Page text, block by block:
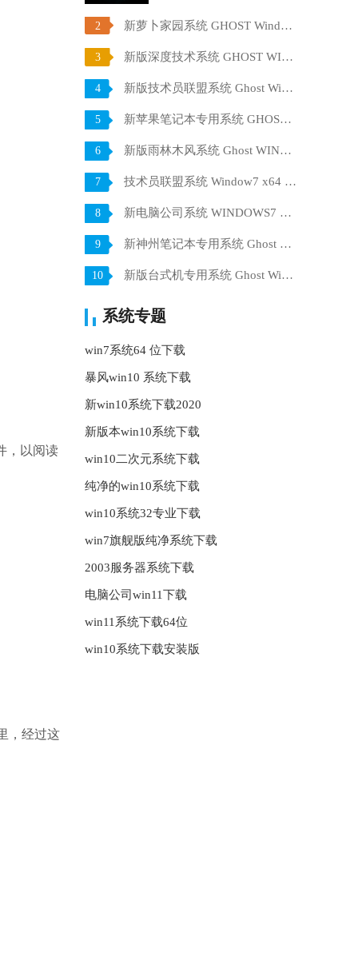
，以阅读
，经过这
2 新萝卜家园系统 GHOST Windows10 X64 SP1 稳定装机版 V2021.07
3 新版深度技术系统 GHOST WIN10 X64 SP1 通用旗舰版 V2021.07
4 新版技术员联盟系统 Ghost Win10 X64 稳定装机版 V2021.07
5 新苹果笔记本专用系统 GHOST Window7 86 官方稳定版 V2021.07
6 新版雨林木风系统 Ghost WINDOWS7 X32位 SP1 快速装机版 V2021.07
7 技术员联盟系统 Window7 x64 旗舰版原版ISO下载 V2021.07
8 新电脑公司系统 WINDOWS7 X32位 装机旗舰版下载 V2021.07
9 新神州笔记本专用系统 Ghost win7 x64 装机稳定版 V2021.07
10 新版台式机专用系统 Ghost Win10 32位 旗舰版 V2021.07
系统专题
win7系统64 位下载
暴风win10 系统下载
新win10系统下载2020
新版本win10系统下载
win10二次元系统下载
纯净的win10系统下载
win10系统32专业下载
win7旗舰版纯净系统下载
2003服务器系统下载
电脑公司win11下载
win11系统下载64位
win10系统下载安装版